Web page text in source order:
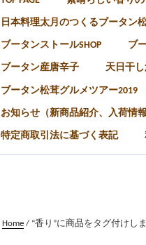
日本料理太月のつくるブータン
ブータンストールSHOP ブ
ブータン産唐辛子 天日干
ブータン松茸グルメツアー2019
お知らせ（新商品紹介、入荷情報
特定商取引法に基づく表記
Home / “香り”に商品をタグ付けし